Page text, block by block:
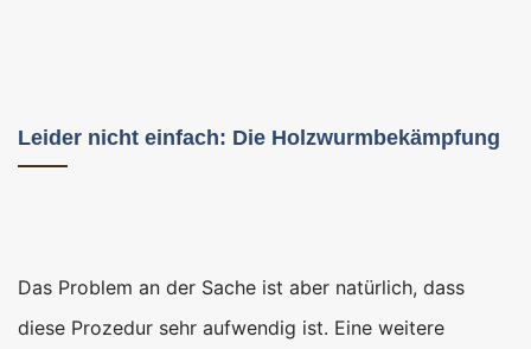
Leider nicht einfach: Die Holzwurmbekämpfung
Das Problem an der Sache ist aber natürlich, dass
diese Prozedur sehr aufwendig ist. Eine weitere